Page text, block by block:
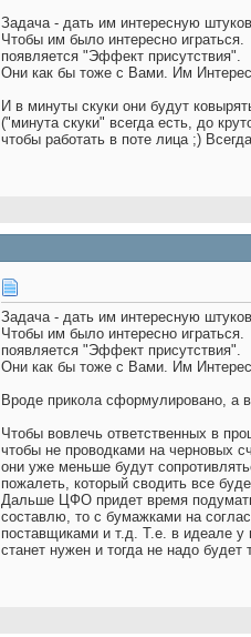
Задача - дать им интересную
Чтобы им было интересно играться.
появляется "Эффект присутствия".
Они как бы тоже с Вами. Им
И в минуты скуки они будут
("минута скуки" всегда есть, до
чтобы работать в поте лица ;)
Задача - дать им интересную
Чтобы им было интересно играться.
появляется "Эффект присутствия".
Они как бы тоже с Вами. Им
Вроде прикола сформулировано, а
Чтобы вовлечь ответственных в
чтобы не проводками на черновых
они уже меньше будут
пожалеть, который сводить все
Дальше ЦФО придет время
составлю, то с бумажками на
поставщиками и т.д. Т.е. в идеале у
станет нужен и тогда не надо